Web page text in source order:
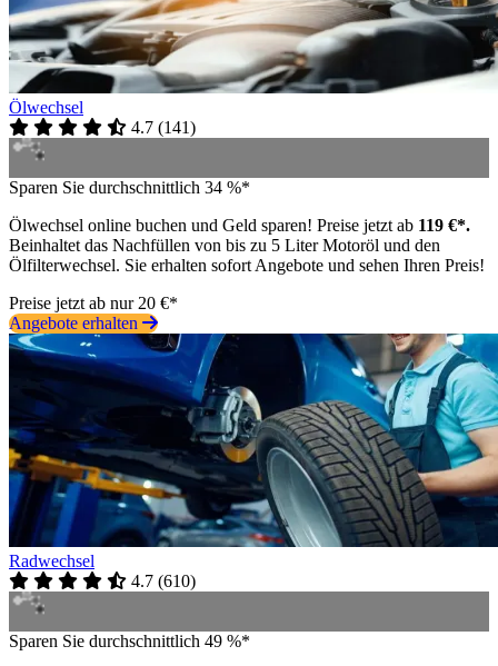
Ölwechsel
4.7 (141)
Sparen Sie durchschnittlich 34 %*
Ölwechsel online buchen und Geld sparen! Preise jetzt ab 119 €*.
Beinhaltet das Nachfüllen von bis zu 5 Liter Motoröl und den
Ölfilterwechsel. Sie erhalten sofort Angebote und sehen Ihren Preis!
Preise jetzt ab nur 20 €*
Angebote erhalten
Radwechsel
4.7 (610)
Sparen Sie durchschnittlich 49 %*